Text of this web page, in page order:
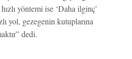
yöntemi ise ‘Daha ilginç'
yol, gezegenin kutuplarına
dedi.